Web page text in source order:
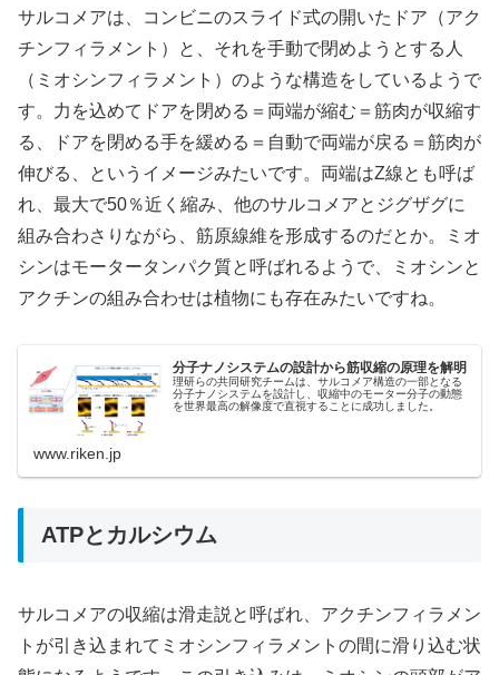
サルコメアは、コンビニのスライド式の開いたドア（アク
チンフィラメント）と、それを手動で閉めようとする人
（ミオシンフィラメント）のような構造をしているようで
す。力を込めてドアを閉める＝両端が縮む＝筋肉が収縮す
る、ドアを閉める手を緩める＝自動で両端が戻る＝筋肉が
伸びる、というイメージみたいです。両端はZ線とも呼ば
れ、最大で50％近く縮み、他のサルコメアとジグザグに
組み合わさりながら、筋原線維を形成するのだとか。ミオ
シンはモータータンパク質と呼ばれるようで、ミオシンと
アクチンの組み合わせは植物にも存在みたいですね。
分子ナノシステムの設計から筋収縮の原理を解明
理研らの共同研究チームは、サルコメア構造の一部となる
分子ナノシステムを設計し、収縮中のモーター分子の動態
を世界最高の解像度で直視することに成功しました。
www.riken.jp
ATPとカルシウム
サルコメアの収縮は滑走説と呼ばれ、アクチンフィラメン
トが引き込まれてミオシンフィラメントの間に滑り込む状